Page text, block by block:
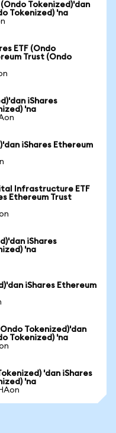
Tokenized)'dan
Tokenized) 'na
ETF (Ondo
Trust (Ondo
iShares
'na
iShares Ethereum
Infrastructure ETF
Ethereum Trust
iShares
'na
iShares Ethereum
Tokenized)'dan
Tokenized) 'na
'dan iShares
'na